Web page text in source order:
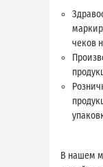
чеков
В нашем